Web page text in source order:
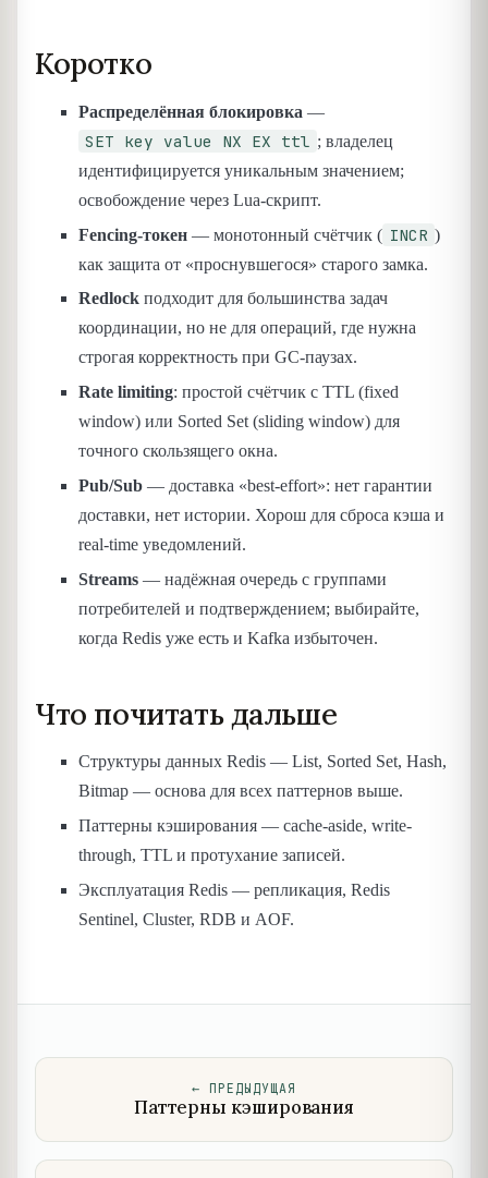
Коротко
Распределённая блокировка —
SET key value NX EX ttl ; владелец
идентифицируется уникальным значением;
освобождение через Lua-скрипт.
Fencing-токен — монотонный счётчик ( INCR )
как защита от «проснувшегося» старого замка.
Redlock подходит для большинства задач
координации, но не для операций, где нужна
строгая корректность при GC-паузах.
Rate limiting: простой счётчик с TTL (fixed
window) или Sorted Set (sliding window) для
точного скользящего окна.
Pub/Sub — доставка «best-effort»: нет гарантии
доставки, нет истории. Хорош для сброса кэша и
real-time уведомлений.
Streams — надёжная очередь с группами
потребителей и подтверждением; выбирайте,
когда Redis уже есть и Kafka избыточен.
Что почитать дальше
Структуры данных Redis — List, Sorted Set, Hash,
Bitmap — основа для всех паттернов выше.
Паттерны кэширования — cache-aside, write-
through, TTL и протухание записей.
Эксплуатация Redis — репликация, Redis
Sentinel, Cluster, RDB и AOF.
← ПРЕДЫДУЩАЯ
Паттерны кэширования